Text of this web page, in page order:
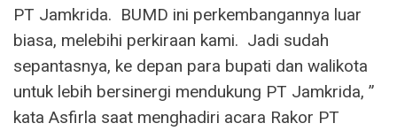
PT Jamkrida. BUMD ini perkembangannya luar
biasa, melebihi perkiraan kami. Jadi sudah
sepantasnya, ke depan para bupati dan walikota
untuk lebih bersinergi mendukung PT Jamkrida, ”
kata Asfirla saat menghadiri acara Rakor PT